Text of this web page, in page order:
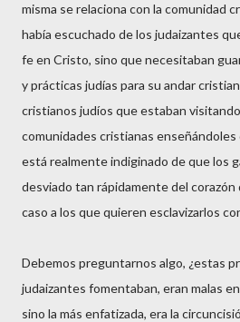
misma se relaciona con la comunidad
había escuchado de los judaizantes
fe en Cristo, sino que necesitaban
y prácticas judías para su andar
cristianos judíos que estaban
comunidades cristianas enseñándoles
está realmente indiginado de que los
desviado tan rápidamente del corazón
caso a los que quieren esclavizarlos
Debemos preguntarnos algo, ¿estas
judaizantes fomentaban, eran malas
sino la más enfatizada, era la